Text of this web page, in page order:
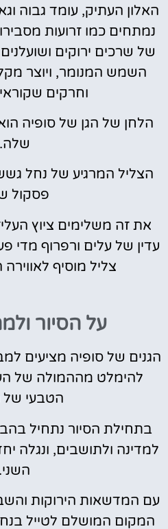
האלון העתיק, עומד גבוה
נמתחים כמו זרועות
של שרכים ירוקים
השמש המנומר, ויוצר
וחרקים
הלחן של הגן של סופיה
שלה.
הצליל המרגיע של נחל
פסקול
את זה משלימים ציוץ
עדין של עלים ורפרוף מדי
צליל מוסיף
על הסיור
הגנים של סופיה מציעים
להימלט מההמולה של
הטבעי של
בתחילת הסיור נתחיל
למדינה ולתושבים, ונגלה
השני.
עם המדשאות הירוקות
המקום המושלם לטייל